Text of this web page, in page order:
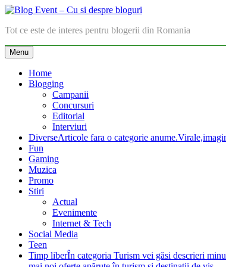
Skip
content
Blog Event – Cu si despre bloguri
Tot ce este de interes pentru blogerii din Romania
Menu
Home
Blogging
Campanii
Concursuri
Editorial
Interviuri
DiverseArticole fara o categorie
Fun
Gaming
Muzica
Promo
Stiri
Actual
Evenimente
Internet & Tech
Social Media
Teen
Timp liberÎn categoria Turism vei găsi descrieri